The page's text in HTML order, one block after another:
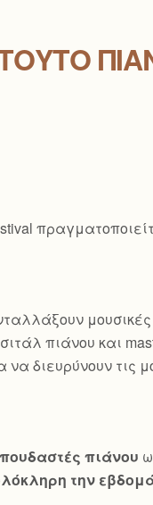
πιάνου και
διευρύνουν τις
πιάνου
την